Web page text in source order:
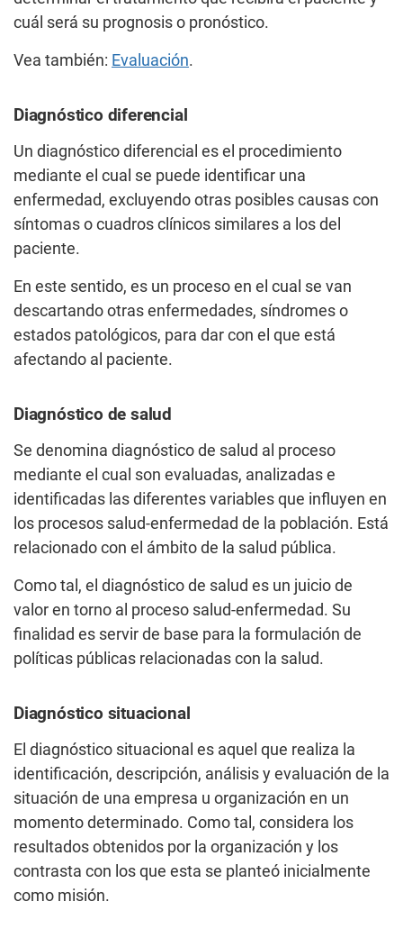
cuál será su prognosis o pronóstico.
Vea también: Evaluación.
Diagnóstico diferencial
Un diagnóstico diferencial es el procedimiento
mediante el cual se puede identificar una
enfermedad, excluyendo otras posibles causas con
síntomas o cuadros clínicos similares a los del
paciente.
En este sentido, es un proceso en el cual se van
descartando otras enfermedades, síndromes o
estados patológicos, para dar con el que está
afectando al paciente.
Diagnóstico de salud
Se denomina diagnóstico de salud al proceso
mediante el cual son evaluadas, analizadas e
identificadas las diferentes variables que influyen en
los procesos salud-enfermedad de la población. Está
relacionado con el ámbito de la salud pública.
Como tal, el diagnóstico de salud es un juicio de
valor en torno al proceso salud-enfermedad. Su
finalidad es servir de base para la formulación de
políticas públicas relacionadas con la salud.
Diagnóstico situacional
El diagnóstico situacional es aquel que realiza la
identificación, descripción, análisis y evaluación de la
situación de una empresa u organización en un
momento determinado. Como tal, considera los
resultados obtenidos por la organización y los
contrasta con los que esta se planteó inicialmente
como misión.